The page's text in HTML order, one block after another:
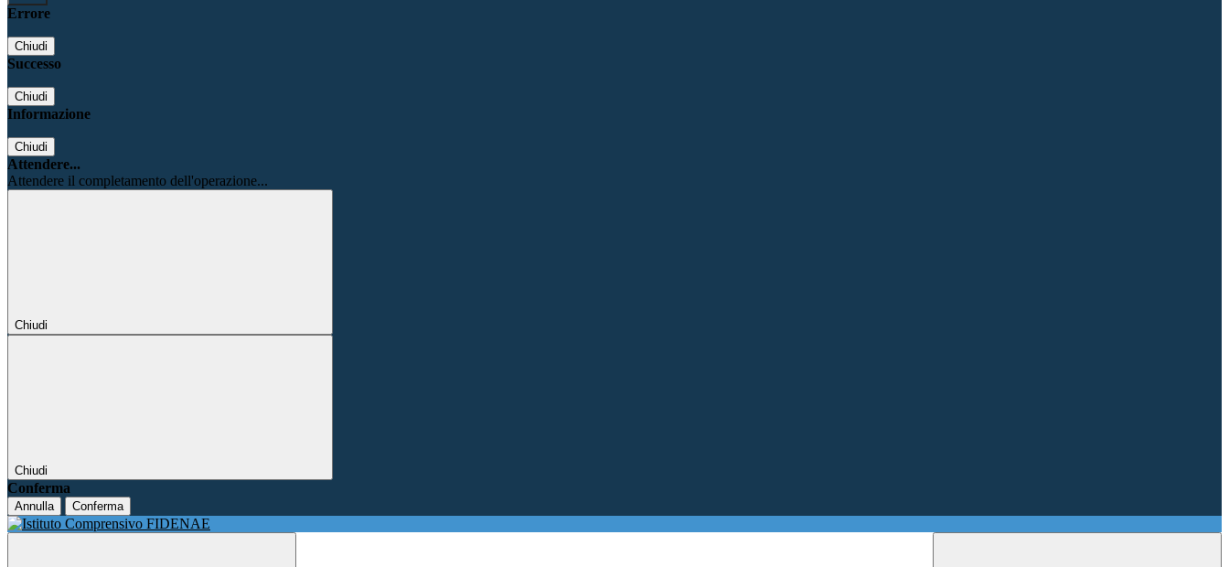
Errore
Chiudi
Successo
Chiudi
Informazione
Chiudi
Attendere...
Attendere il completamento dell'operazione...
Chiudi
Chiudi
Conferma
Annulla Conferma